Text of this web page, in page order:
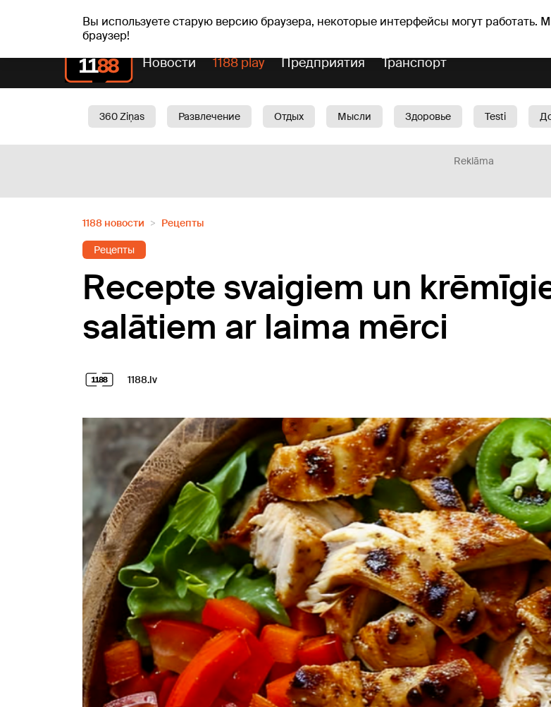
Вы используете старую версию браузера, некоторые интерфейсы могут
браузер!
сб, 08.08.2026. +16°C Mudīte, Vladislava, Vladislavs Прогноз погоды Гороскопы
Новости 1188 play Предприятия Транспорт
360 Ziņas Развлечение Отдых Мысли Здоровье Testi
Reklāma
1188 новости Рецепты
Рецепты
Recepte svaigiem un
salātiem ar laima mērci
1188.lv